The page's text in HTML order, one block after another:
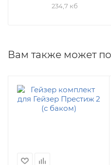
234,7 кб
Вам также может